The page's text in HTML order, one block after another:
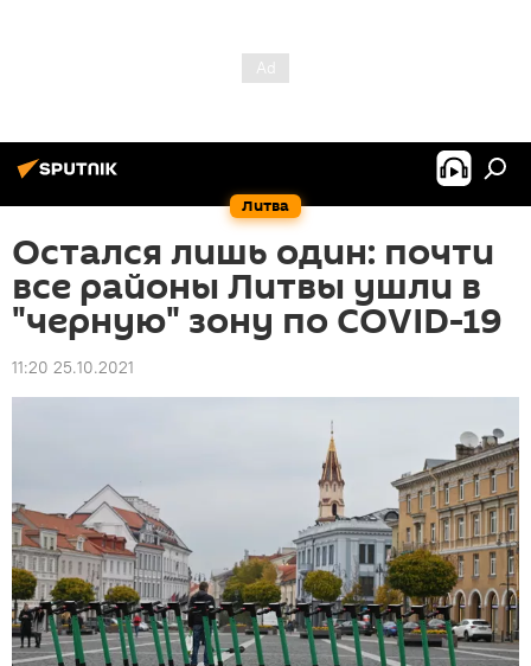
Литва
Остался лишь один: почти
все районы Литвы ушли в
"черную" зону по COVID-19
11:20 25.10.2021